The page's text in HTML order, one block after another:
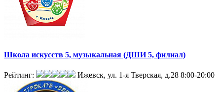
Школа искусств 5, музыкальная (ДШИ 5, филиал)
Рейтинг: Ижевск, ул. 1-я Тверская, д.28 8:00-20:00